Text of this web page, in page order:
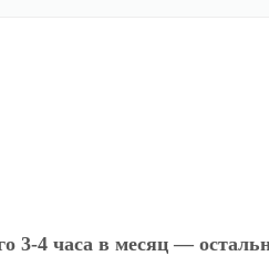
3-4 часа в месяц —